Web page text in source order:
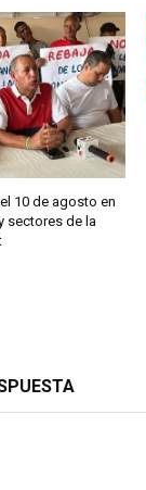
10 de agosto en
sectores de la